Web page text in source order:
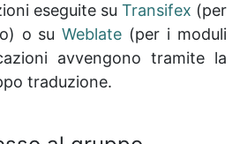
eseguite su Transifex (per
o suWeblate (per i moduli
avvengono tramite la
traduzione.